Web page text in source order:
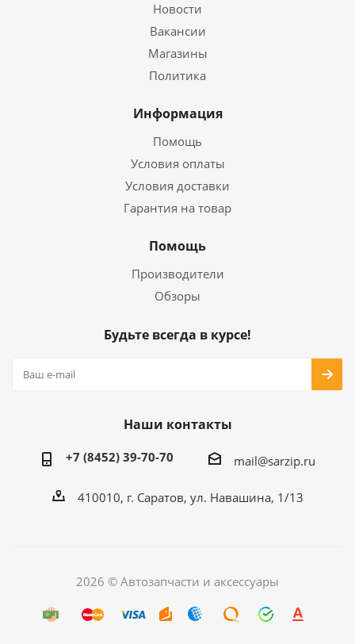
Новости
Вакансии
Магазины
Политика
Информация
Помощь
Условия оплаты
Условия доставки
Гарантия на товар
Помощь
Производители
Обзоры
Будьте всегда в курсе!
Наши контакты
+7 (8452) 39-70-70 mail@sarzip.ru
410010, г. Саратов, ул. Навашина, 1/13
2026 © Автозапчасти и аксессуары